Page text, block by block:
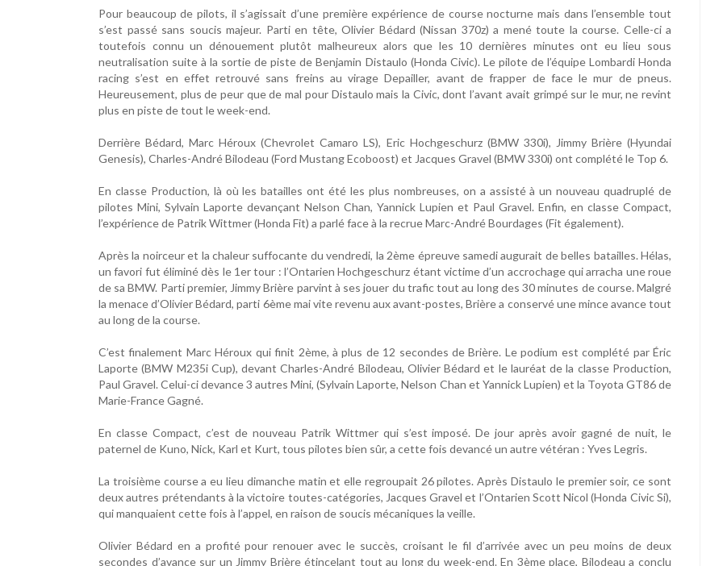
Pour beaucoup de pilots, il s’agissait d’une première expérience de course nocturne mais dans l’ensemble tout
s’est passé sans soucis majeur. Parti en tête, Olivier Bédard (Nissan 370z) a mené toute la course. Celle-ci a
toutefois connu un dénouement plutôt malheureux alors que les 10 dernières minutes ont eu lieu sous
neutralisation suite à la sortie de piste de Benjamin Distaulo (Honda Civic). Le pilote de l’équipe Lombardi Honda
racing s’est en effet retrouvé sans freins au virage Depailler, avant de frapper de face le mur de pneus.
Heureusement, plus de peur que de mal pour Distaulo mais la Civic, dont l’avant avait grimpé sur le mur, ne revint
plus en piste de tout le week-end.
Derrière Bédard, Marc Héroux (Chevrolet Camaro LS), Eric Hochgeschurz (BMW 330i), Jimmy Brière (Hyundai
Genesis), Charles-André Bilodeau (Ford Mustang Ecoboost) et Jacques Gravel (BMW 330i) ont complété le Top 6.
En classe Production, là où les batailles ont été les plus nombreuses, on a assisté à un nouveau quadruplé de
pilotes Mini, Sylvain Laporte devançant Nelson Chan, Yannick Lupien et Paul Gravel. Enfin, en classe Compact,
l’expérience de Patrik Wittmer (Honda Fit) a parlé face à la recrue Marc-André Bourdages (Fit également).
Après la noirceur et la chaleur suffocante du vendredi, la 2ème épreuve samedi augurait de belles batailles. Hélas,
un favori fut éliminé dès le 1er tour : l’Ontarien Hochgeschurz étant victime d’un accrochage qui arracha une roue
de sa BMW. Parti premier, Jimmy Brière parvint à ses jouer du trafic tout au long des 30 minutes de course. Malgré
la menace d’Olivier Bédard, parti 6ème mai vite revenu aux avant-postes, Brière a conservé une mince avance tout
au long de la course.
C’est finalement Marc Héroux qui finit 2ème, à plus de 12 secondes de Brière. Le podium est complété par Éric
Laporte (BMW M235i Cup), devant Charles-André Bilodeau, Olivier Bédard et le lauréat de la classe Production,
Paul Gravel. Celui-ci devance 3 autres Mini, (Sylvain Laporte, Nelson Chan et Yannick Lupien) et la Toyota GT86 de
Marie-France Gagné.
En classe Compact, c’est de nouveau Patrik Wittmer qui s’est imposé. De jour après avoir gagné de nuit, le
paternel de Kuno, Nick, Karl et Kurt, tous pilotes bien sûr, a cette fois devancé un autre vétéran : Yves Legris.
La troisième course a eu lieu dimanche matin et elle regroupait 26 pilotes. Après Distaulo le premier soir, ce sont
deux autres prétendants à la victoire toutes-catégories, Jacques Gravel et l’Ontarien Scott Nicol (Honda Civic Si),
qui manquaient cette fois à l’appel, en raison de soucis mécaniques la veille.
Olivier Bédard en a profité pour renouer avec le succès, croisant le fil d’arrivée avec un peu moins de deux
secondes d’avance sur un Jimmy Brière étincelant tout au long du week-end. En 3ème place, Bilodeau a conclu